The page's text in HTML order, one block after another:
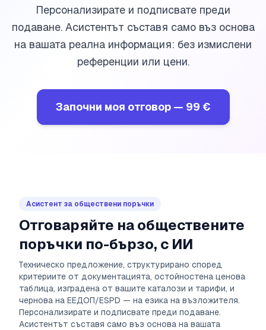
Персонализирате и подписвате преди
подаване. Асистентът съставя само въз основа
на вашата реална информация: без измислени
референции или цени.
Започни моя отговор— 99 €
Асистент за обществени поръчки
Отговаряйте на обществените
поръчки по-бързо, с ИИ
Техническо предложение, структурирано според
критериите от документацията, остойностена ценова
таблица, изградена от вашите каталози и тарифи, и
чернова на ЕЕДОП/ESPD — на езика на възложителя.
Персонализирате и подписвате преди подаване.
Асистентът съставя само въз основа на вашата